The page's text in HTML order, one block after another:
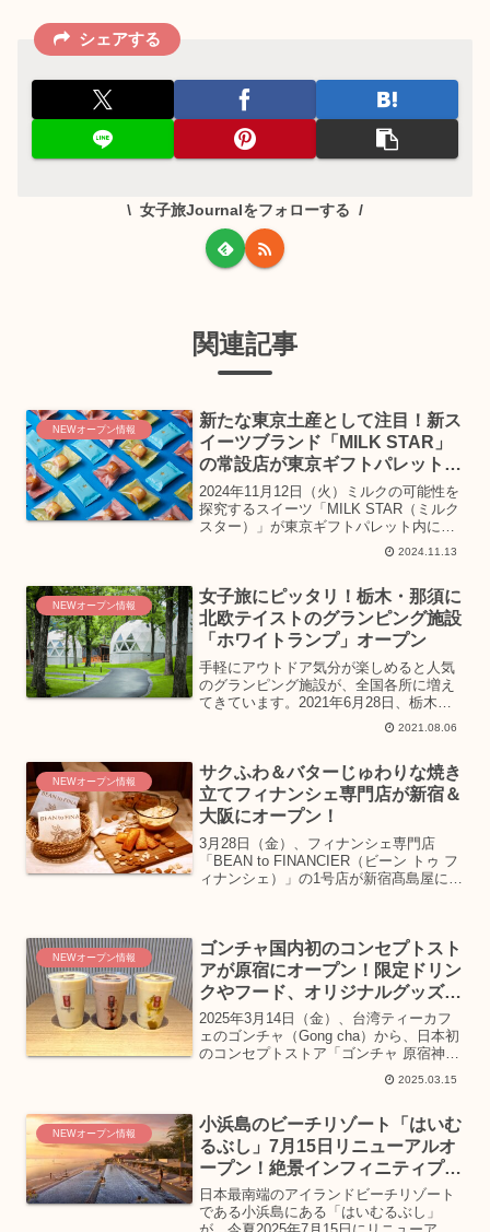
シェアする
女子旅Journalをフォローする
関連記事
NEWオープン情報
新たな東京土産として注目！新ス
イーツブランド「MILK STAR」
の常設店が東京ギフトパレット内
にオープン
2024年11月12日（火）ミルクの可能性を
探究するスイーツ「MILK STAR（ミルク
スター）」が東京ギフトパレット内に常
設1号店をオープン。新たな東京土産とし
て注目の「MILK STAR（ミルクスタ
2024.11.13
NEWオープン情報
女子旅にピッタリ！栃木・那須に
北欧テイストのグランピング施設
「ホワイトランプ」オープン
手軽にアウトドア気分が楽しめると人気
のグランピング施設が、全国各所に増え
てきています。2021年6月28日、栃木県
那須郡那須町に新たにオープンしたグラ
ンピング施設「WHITE LAMP（ホワイト
から新幹線...
2021.08.06
NEWオープン情報
サクふわ＆バターじゅわりな焼き
立てフィナンシェ専門店が新宿＆
大阪にオープン！
3月28日（金）、フィナンシェ専門店
「BEAN to FINANCIER（ビーン トゥ フ
ィナンシェ）」の1号店が新宿髙島屋にオ
NEWオープン情報
ゴンチャ国内初のコンセプトスト
アが原宿にオープン！限定ドリン
クやフード、オリジナルグッズ
も！
2025年3月14日（金）、台湾ティーカフ
ェのゴンチャ（Gong cha）から、日本初
のコンセプトストア「ゴンチャ 原宿神宮
前店」がオープン！店舗限定ドリンクや
フードなど、詳細についてご紹介しま
チャ 原宿...
2025.03.15
NEWオープン情報
小浜島のビーチリゾート「はいむ
るぶし」7月15日リニューアルオ
ープン！絶景インフィニティプー
ルやスパなど新設
日本最南端のアイランドビーチリゾート
である小浜島にある「はいむるぶし」